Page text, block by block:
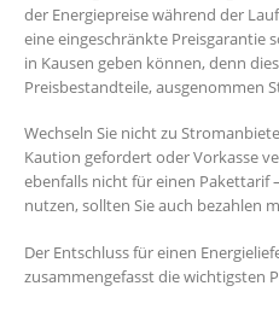
der Energiepreise während der
eine eingeschränkte Preisgarantie
in Kausen geben können, denn
Preisbestandteile, ausgenommen
Wechseln Sie nicht zu
Kaution gefordert oder Vorkasse
ebenfalls nicht für einen Pakettarif
nutzen, sollten Sie auch bezahlen
Der Entschluss für einen
zusammengefasst die wichtigsten